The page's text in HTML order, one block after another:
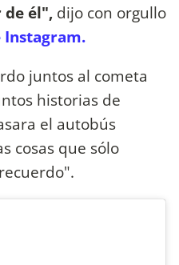
él", dijo con orgullo
juntos al cometa
historias de
el autobús
cosas que sólo